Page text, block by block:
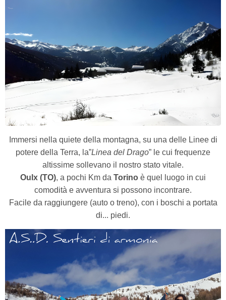
Immersi nella quiete della montagna, su una delle Linee di
potere della Terra, la”Linea del Drago” le cui frequenze
altissime sollevano il nostro stato vitale.
Oulx (TO), a pochi Km da Torino è quel luogo in cui
comodità e avventura si possono incontrare.
Facile da raggiungere (auto o treno), con i boschi a portata
di... piedi.